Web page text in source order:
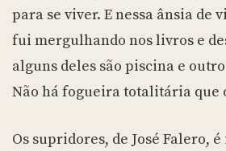
para se viver. E nessa ânsia de
fui mergulhando nos livros e
alguns deles são piscina e
Não há fogueira totalitária que
Os supridores, de José Falero,